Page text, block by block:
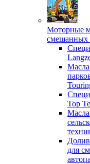
Моторные
смешанных
Top
для